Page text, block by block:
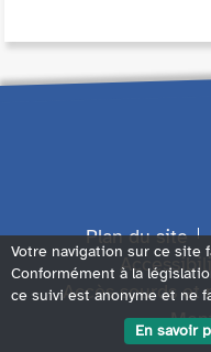
Plan du site
Accès sourds et
Votre navigation sur ce site
Conformément à la
ce suivi est anonyme et ne
En savoir